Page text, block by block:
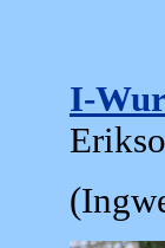
I-